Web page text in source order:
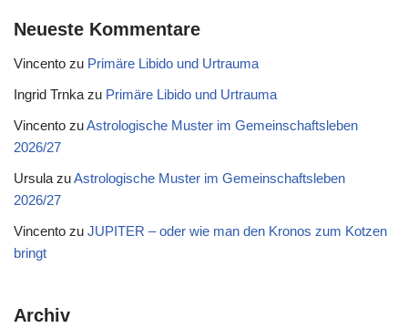
Neueste Kommentare
Vincento zu Primäre Libido und Urtrauma
Ingrid Trnka zu Primäre Libido und Urtrauma
Vincento zuAstrologische Muster im Gemeinschaftsleben
2026/27
Ursula zuAstrologische Muster im Gemeinschaftsleben
2026/27
Vincento zu JUPITER – oder wie man den Kronos zum Kotzen
bringt
Archiv